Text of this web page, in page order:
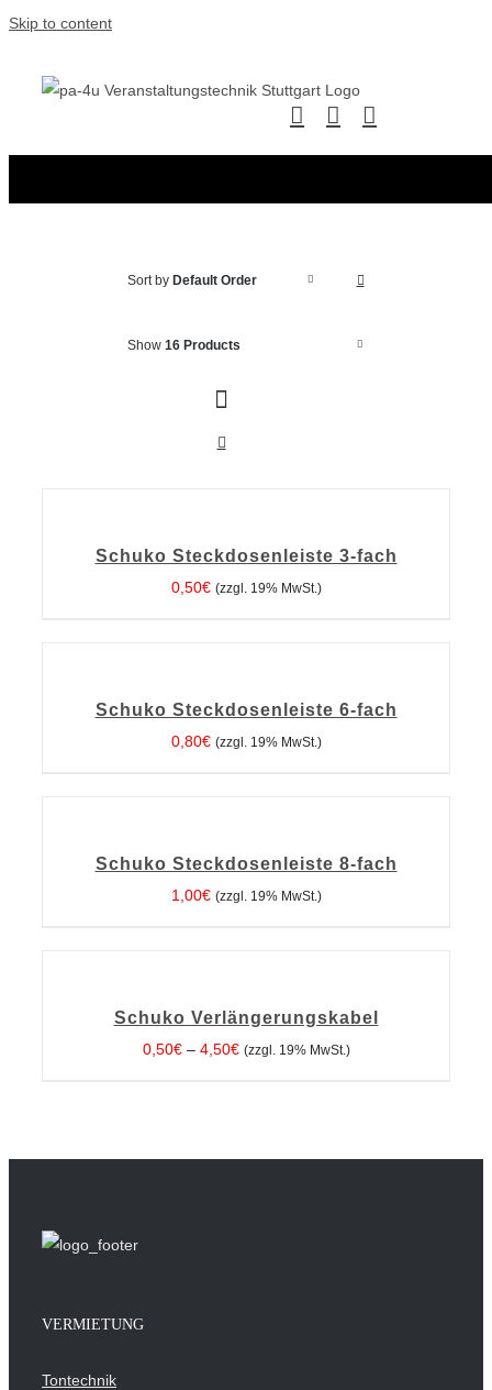
Skip to content
Sort by Default Order
Show 16 Products
Schuko Steckdosenleiste 3-fach
0,50€ (zzgl. 19% MwSt.)
Schuko Steckdosenleiste 6-fach
0,80€ (zzgl. 19% MwSt.)
Schuko Steckdosenleiste 8-fach
1,00€ (zzgl. 19% MwSt.)
Schuko Verlängerungskabel
0,50€– 4,50€ (zzgl. 19% MwSt.)
VERMIETUNG
Tontechnik